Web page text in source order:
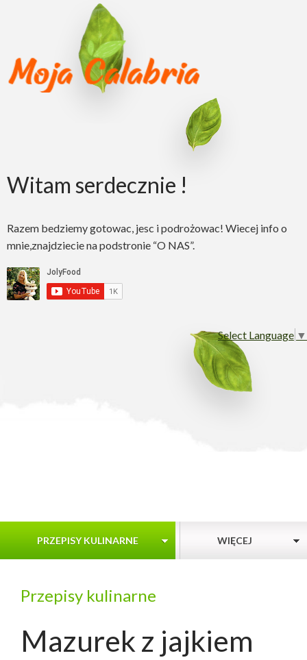
Witam serdecznie !
Razem bedziemy gotowac, jesc i podrożowac! Wiecej info o
mnie,znajdziecie na podstronie “O NAS”.
Select Language ▼
PRZEPISY KULINARNE WIĘCEJ
Przepisy kulinarne
Mazurek z jajkiem